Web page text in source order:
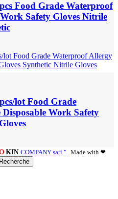
Food Grade Waterproof
Safety Gloves Nitrile
lot Food Grade
Work Safety
KIN COMPANY sarl " . Made with ❤
Recherche